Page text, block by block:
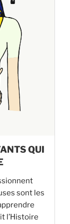
QUI
sont les
l’Histoire